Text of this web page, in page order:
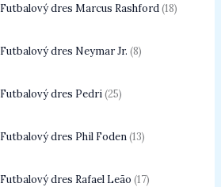
Futbalový dres Marcus Rashford 18
Futbalový dres Neymar Jr. 8
Futbalový dres Pedri 25
Futbalový dres Phil Foden 13
Futbalový dres Rafael Leão 17